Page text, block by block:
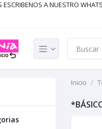
A NUESTRO
Inicio